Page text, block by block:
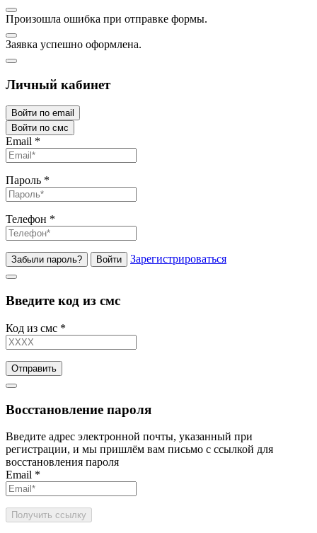
Произошла ошибка при отправке формы.
Заявка успешно оформлена.
Личный кабинет
Войти по email
Войти по смс
Email *
Пароль *
Телефон *
Забыли пароль? Войти Зарегистрироваться
Введите код из смс
Код из смс *
Отправить
Восстановление пароля
Введите адрес электронной почты, указанный при
регистрации, и мы пришлём вам письмо с ссылкой для
восстановления пароля
Email *
Получить ссылку